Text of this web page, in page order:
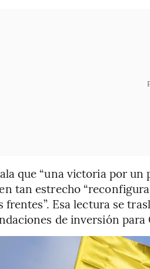
que “una victoria por
tan estrecho
frentes”. Esa lectura se
de inversión para